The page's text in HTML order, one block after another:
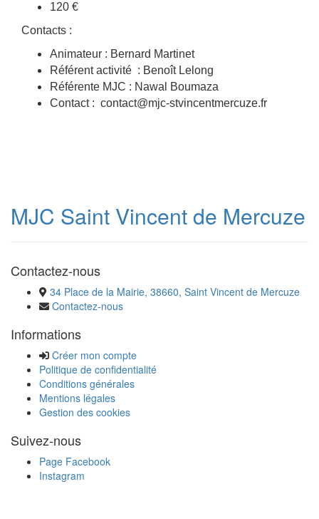
120 €
Contacts :
Animateur : Bernard Martinet
Référent activité : Benoît Lelong
Référente MJC : Nawal Boumaza
Contact : contact@mjc-stvincentmercuze.fr
MJC Saint Vincent de Mercuze
Contactez-nous
34 Place de la Mairie, 38660, Saint Vincent de Mercuze
Contactez-nous
Informations
Créer mon compte
Politique de confidentialité
Conditions générales
Mentions légales
Gestion des cookies
Suivez-nous
Page Facebook
Instagram